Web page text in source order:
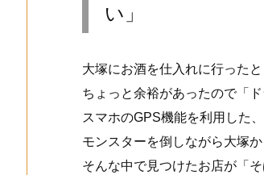
い」
大塚にお酒を仕入れに行ったと
ちょっと余裕があったので「
スマホのGPS機能を利用した
モンスターを倒しながら大塚
そんな中で見つけたお店が「